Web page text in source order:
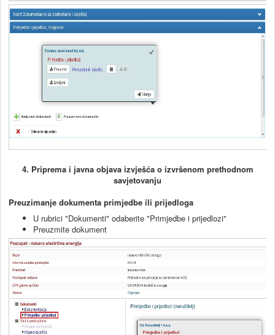
4. Priprema i javna objava izvješća o izvršenom prethodnom
savjetovanju
Preuzimanje dokumenta primjedbe ili prijedloga
U rubrici "Dokumenti" odaberite "Primjedbe i prijedlozi"
Preuzmite dokument